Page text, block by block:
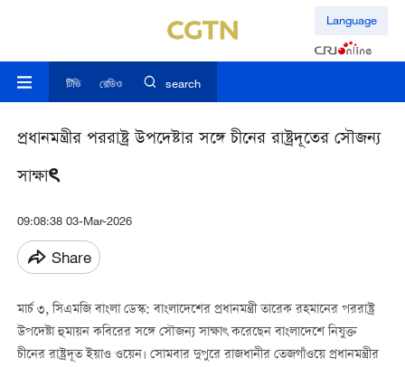
Language
টিভি রেডিও search
প্রধানমন্ত্রীর পররাষ্ট্র উপদেষ্টার সঙ্গে চীনের রাষ্ট্রদূতের সৌজন্য
সাক্ষাৎ
09:08:38 03-Mar-2026
Share
মার্চ ৩, সিএমজি বাংলা ডেস্ক: বাংলাদেশের প্রধানমন্ত্রী তারেক রহমানের পররাষ্ট্র
উপদেষ্টা হুমায়ন কবিরের সঙ্গে সৌজন্য সাক্ষাৎ করেছেন বাংলাদেশে নিযুক্ত
চীনের রাষ্ট্রদূত ইয়াও ওয়েন। সোমবার দুপুরে রাজধানীর তেজগাঁওয়ে প্রধানমন্ত্রীর